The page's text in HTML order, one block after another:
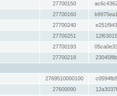
27700150
27700160
27700240
27700251
27700193
27700218
2769510000100
27600090